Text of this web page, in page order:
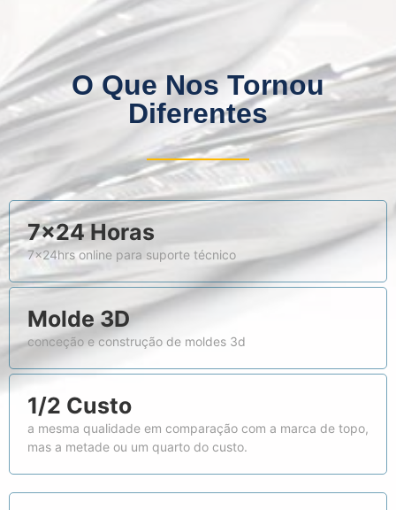
O Que Nos Tornou
Diferentes
7×24 Horas
7x24hrs online para suporte técnico
Molde 3D
conceção e construção de moldes 3d
1/2 Custo
a mesma qualidade em comparação com a marca de topo,
mas a metade ou um quarto do custo.